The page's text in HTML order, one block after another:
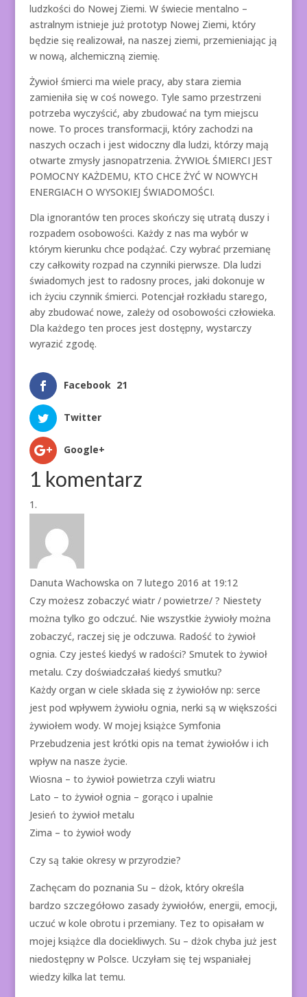
ludzkości do Nowej Ziemi. W świecie mentalno –
astralnym istnieje już prototyp Nowej Ziemi, który
będzie się realizował, na naszej ziemi, przemieniając ją
w nową, alchemiczną ziemię.
Żywioł śmierci ma wiele pracy, aby stara ziemia
zamieniła się w coś nowego. Tyle samo przestrzeni
potrzeba wyczyścić, aby zbudować na tym miejscu
nowe. To proces transformacji, który zachodzi na
naszych oczach i jest widoczny dla ludzi, którzy mają
otwarte zmysły jasnopatrzenia. ŻYWIOŁ ŚMIERCI JEST
POMOCNY KAŻDEMU, KTO CHCE ŻYĆ W NOWYCH
ENERGIACH O WYSOKIEJ ŚWIADOMOŚCI.
Dla ignorantów ten proces skończy się utratą duszy i
rozpadem osobowości. Każdy z nas ma wybór w
którym kierunku chce podążać. Czy wybrać przemianę
czy całkowity rozpad na czynniki pierwsze. Dla ludzi
świadomych jest to radosny proces, jaki dokonuje w
ich życiu czynnik śmierci. Potencjał rozkładu starego,
aby zbudować nowe, zależy od osobowości człowieka.
Dla każdego ten proces jest dostępny, wystarczy
wyrazić zgodę.
Facebook 21
Twitter
Google+
1 komentarz
Danuta Wachowska on 7 lutego 2016 at 19:12
Czy możesz zobaczyć wiatr / powietrze/ ? Niestety
można tylko go odczuć. Nie wszystkie żywioły można
zobaczyć, raczej się je odczuwa. Radość to żywioł
ognia. Czy jesteś kiedyś w radości? Smutek to żywioł
metalu. Czy doświadczałaś kiedyś smutku?
Każdy organ w ciele składa się z żywiołów np: serce
jest pod wpływem żywiołu ognia, nerki są w większości
żywiołem wody. W mojej książce Symfonia
Przebudzenia jest krótki opis na temat żywiołów i ich
wpływ na nasze życie.
Wiosna – to żywioł powietrza czyli wiatru
Lato – to żywioł ognia – gorąco i upalnie
Jesień to żywioł metalu
Zima – to żywioł wody
Czy są takie okresy w przyrodzie?
Zachęcam do poznania Su – dżok, który określa
bardzo szczegółowo zasady żywiołów, energii, emocji,
uczuć w kole obrotu i przemiany. Tez to opisałam w
mojej książce dla dociekliwych. Su – dżok chyba już jest
niedostępny w Polsce. Uczyłam się tej wspaniałej
wiedzy kilka lat temu.